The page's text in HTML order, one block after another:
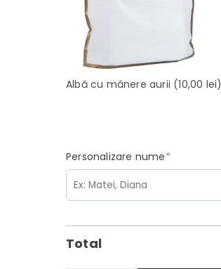
Albă cu mânere aurii (10,00 lei)
Personalizare nume*(required)
Total